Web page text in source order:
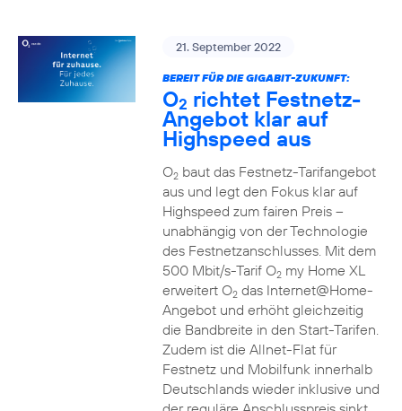
21. September 2022
BEREIT FÜR DIE GIGABIT-ZUKUNFT:
O2 richtet Festnetz-
Angebot klar auf
Highspeed aus
O2baut das Festnetz-Tarifangebot
aus und legt den Fokus klar auf
Highspeed zum fairen Preis –
unabhängig von der Technologie
des Festnetzanschlusses. Mit dem
500 Mbit/s-Tarif O2my Home XL
erweitert O2das Internet@Home-
Angebot und erhöht gleichzeitig
die Bandbreite in den Start-Tarifen.
Zudem ist die Allnet-Flat für
Festnetz und Mobilfunk innerhalb
Deutschlands wieder inklusive und